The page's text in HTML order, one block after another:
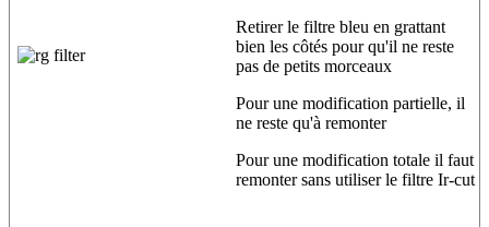
Retirer le filtre bleu en grattant
bien les côtés pour qu'il ne reste
pas de petits morceaux
Pour une modification partielle, il
ne reste qu'à remonter
Pour une modification totale il faut
remonter sans utiliser le filtre Ir-cut